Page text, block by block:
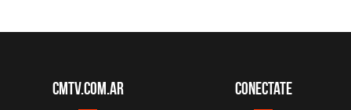
CMTV.com.ar Conectate